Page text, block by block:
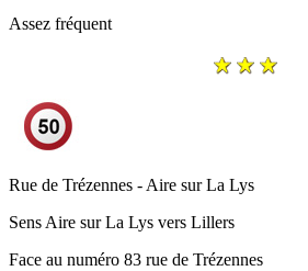
Assez fréquent
Rue de Trézennes - Aire sur La Lys
SensAire sur La Lys vers Lillers
Face au numéro 83 rue de Trézennes